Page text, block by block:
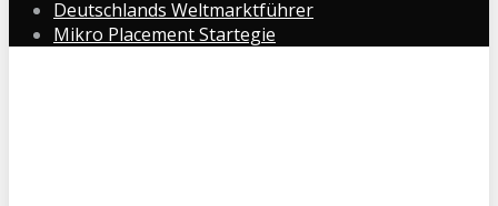
Deutschlands Weltmarktführer
Mikro Placement Startegie